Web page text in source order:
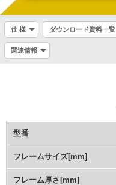
仕 様 ダウンロード資料一覧
関連情報
型番
フレームサイズ[mm]
フレーム厚さ[mm]